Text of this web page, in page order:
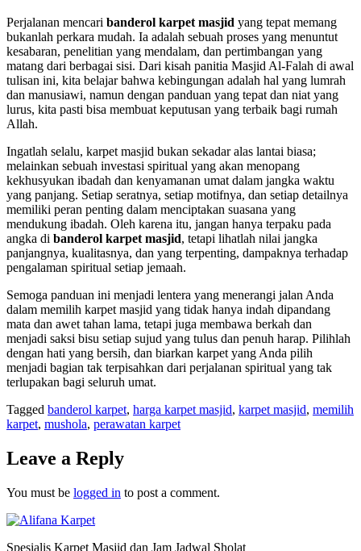
Perjalanan mencari banderol karpet masjid yang tepat memang
bukanlah perkara mudah. Ia adalah sebuah proses yang menuntut
kesabaran, penelitian yang mendalam, dan pertimbangan yang
matang dari berbagai sisi. Dari kisah panitia Masjid Al-Falah di awal
tulisan ini, kita belajar bahwa kebingungan adalah hal yang lumrah
dan manusiawi, namun dengan panduan yang tepat dan niat yang
lurus, kita pasti bisa membuat keputusan yang terbaik bagi rumah
Allah.
Ingatlah selalu, karpet masjid bukan sekadar alas lantai biasa;
melainkan sebuah investasi spiritual yang akan menopang
kekhusyukan ibadah dan kenyamanan umat dalam jangka waktu
yang panjang. Setiap seratnya, setiap motifnya, dan setiap detailnya
memiliki peran penting dalam menciptakan suasana yang
mendukung ibadah. Oleh karena itu, jangan hanya terpaku pada
angka di banderol karpet masjid, tetapi lihatlah nilai jangka
panjangnya, kualitasnya, dan yang terpenting, dampaknya terhadap
pengalaman spiritual setiap jemaah.
Semoga panduan ini menjadi lentera yang menerangi jalan Anda
dalam memilih karpet masjid yang tidak hanya indah dipandang
mata dan awet tahan lama, tetapi juga membawa berkah dan
menjadi saksi bisu setiap sujud yang tulus dan penuh harap. Pilihlah
dengan hati yang bersih, dan biarkan karpet yang Anda pilih
menjadi bagian tak terpisahkan dari perjalanan spiritual yang tak
terlupakan bagi seluruh umat.
Tagged banderol karpet, harga karpet masjid, karpet masjid, memilih
karpet, mushola, perawatan karpet
Leave a Reply
You must be logged in to post a comment.
Spesialis Karpet Masjid dan Jam Jadwal Sholat